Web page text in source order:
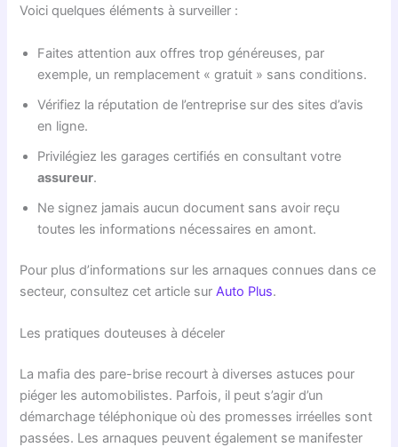
Voici quelques éléments à surveiller :
Faites attention aux offres trop généreuses, par
exemple, un remplacement « gratuit » sans conditions.
Vérifiez la réputation de l’entreprise sur des sites d’avis
en ligne.
Privilégiez les garages certifiés en consultant votre
assureur.
Ne signez jamais aucun document sans avoir reçu
toutes les informations nécessaires en amont.
Pour plus d’informations sur les arnaques connues dans ce
secteur, consultez cet article surAuto Plus.
Les pratiques douteuses à déceler
La mafia des pare-brise recourt à diverses astuces pour
piéger les automobilistes. Parfois, il peut s’agir d’un
démarchage téléphonique où des promesses irréelles sont
passées. Les arnaques peuvent également se manifester